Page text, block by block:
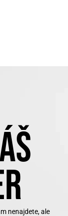
nenajdete, ale